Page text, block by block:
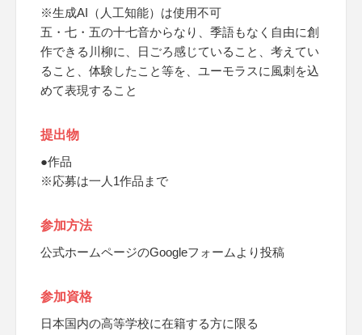
※生成AI（人工知能）は使用不可
五・七・五の十七音からなり、季語もなく自由に創
作できる川柳に、日ごろ感じていること、考えてい
ること、体験したこと等を、ユーモラスに風刺を込
めて表現すること
提出物
●作品
※応募は一人1作品まで
参加方法
公式ホームページのGoogleフォームより投稿
参加資格
日本国内の高等学校に在籍する方に限る